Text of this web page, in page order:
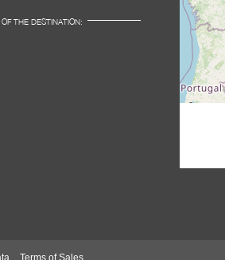
THE DESTINATION:
Terms of Sales